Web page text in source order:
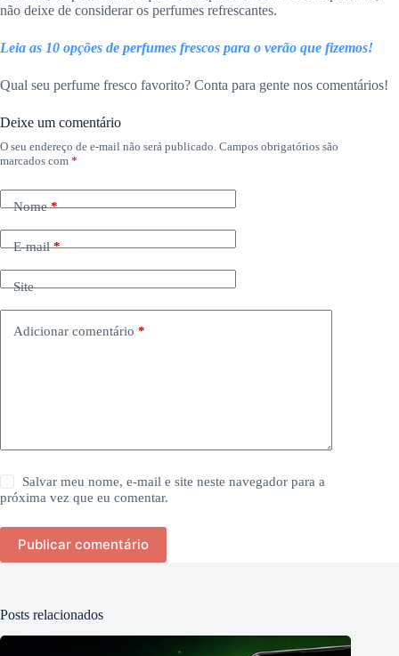
não deixe de considerar os perfumes refrescantes.
Leia as 10 opções de perfumes frescos para o verão que fizemos!
Qual seu perfume fresco favorito? Conta para gente nos comentários!
Deixe um comentário
O seu endereço de e-mail não será publicado. Campos obrigatórios são
marcados com *
Nome*
E-mail*
Site
Adicionar comentário *
Salvar meu nome, e-mail e site neste navegador para a
próxima vez que eu comentar.
Publicar comentário
Posts relacionados